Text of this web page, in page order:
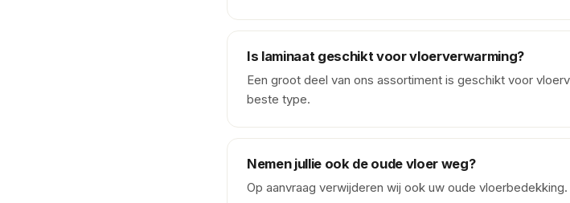
Is laminaat geschikt voor vloerverwarming?
Een groot deel van ons assortiment is geschikt voor
beste type.
Nemen jullie ook de oude vloer weg?
Op aanvraag verwijderen wij ook uw oude